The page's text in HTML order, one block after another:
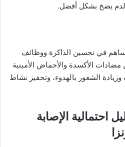
الدم يضخ بشكل أفضل.
في تحسين الذاكرة ووظائف
الأكسدة والأحماض الأمينية
الشعور بالهدوء، وتحفيز نشاط
احتمالية الإصابة